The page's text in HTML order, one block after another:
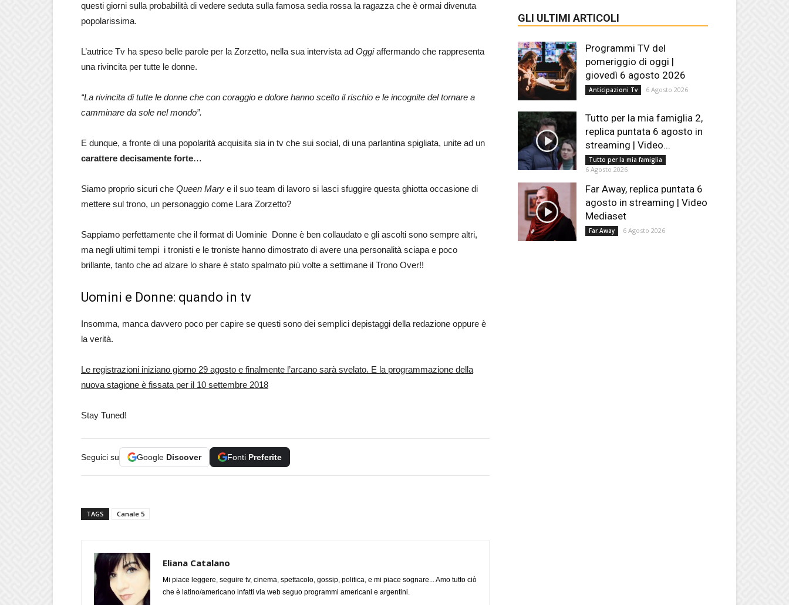
questi giorni sulla probabilità di vedere seduta sulla famosa sedia rossa la ragazza che è ormai divenuta
popolarissima.
L’autrice Tv ha speso belle parole per la Zorzetto, nella sua intervista ad Oggiaffermando che rappresenta
una rivincita per tutte le donne.
“La rivincita di tutte le donne che con coraggio e dolore hanno scelto il rischio e le incognite del tornare a
camminare da sole nel mondo”.
E dunque, a fronte di una popolarità acquisita sia in tv che sui social, di una parlantina spigliata, unite ad un
carattere decisamente forte…
Siamo proprio sicuri che Queen Mary e il suo team di lavoro si lasci sfuggire questa ghiotta occasione di
mettere sul trono, un personaggio come Lara Zorzetto?
Sappiamo perfettamente che il format di Uominie Donne è ben collaudato e gli ascolti sono sempre altri,
ma negli ultimi tempi i tronisti e le troniste hanno dimostrato di avere una personalità sciapa e poco
brillante, tanto che ad alzare lo share è stato spalmato più volte a settimane il Trono Over!!
Uomini e Donne: quando in tv
Insomma, manca davvero poco per capire se questi sono dei semplici depistaggi della redazione oppure è
la verità.
Le registrazioni iniziano giorno 29 agosto e finalmente l’arcano sarà svelato. E la programmazione della
nuova stagione è fissata per il 10 settembre 2018
Stay Tuned!
Seguici su Google Discover Fonti Preferite
TAGS Canale 5
Eliana Catalano
Mi piace leggere, seguire tv, cinema, spettacolo, gossip, politica, e mi piace sognare... Amo tutto ciò
che è latino/americano infatti via web seguo programmi americani e argentini.
GLI ULTIMI ARTICOLI
Programmi TV del
pomeriggio di oggi |
giovedì 6 agosto 2026
Anticipazioni Tv 6 Agosto 2026
Tutto per la mia famiglia 2,
replica puntata 6 agosto in
streaming | Video...
Tutto per la mia famiglia
6 Agosto 2026
Far Away, replica puntata 6
agosto in streaming | Video
Mediaset
Far Away 6 Agosto 2026